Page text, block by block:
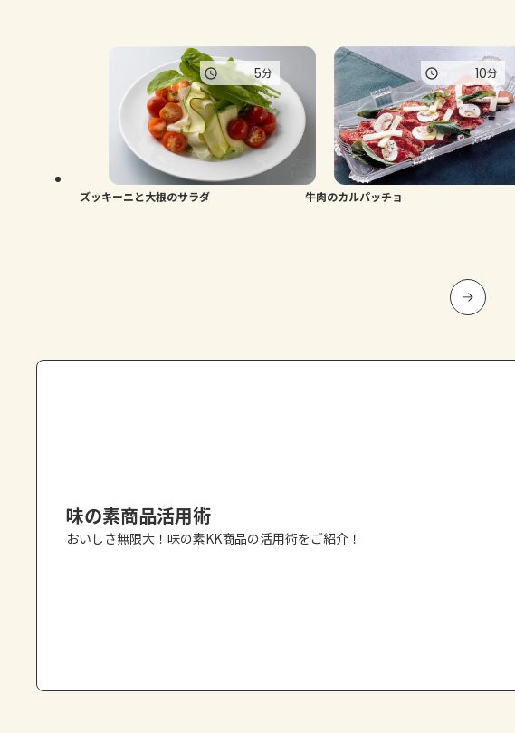
ズッキーニと大根のサラダ
5分
牛肉のカルパッチョ
10分
味の素商品活用術
おいしさ無限大！味の素KK商品の活用術をご紹介！